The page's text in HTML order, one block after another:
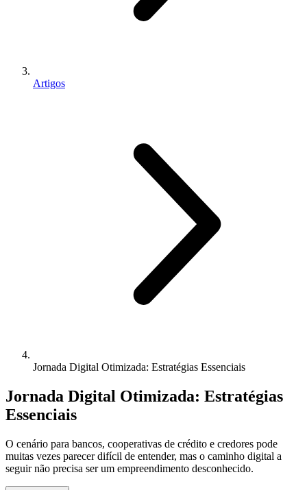
Artigos
Jornada Digital Otimizada: Estratégias Essenciais
Jornada Digital Otimizada: Estratégias
Essenciais
O cenário para bancos, cooperativas de crédito e credores pode
muitas vezes parecer difícil de entender, mas o caminho digital a
seguir não precisa ser um empreendimento desconhecido.